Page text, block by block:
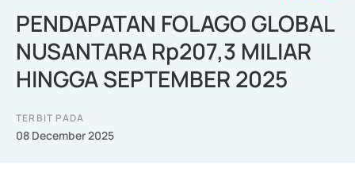
PENDAPATAN FOLAGO GLOBAL
NUSANTARA Rp207,3 MILIAR
HINGGA SEPTEMBER 2025
TERBIT PADA
08 December 2025